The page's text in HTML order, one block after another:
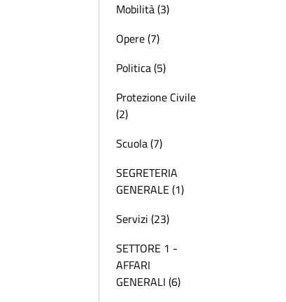
Mobilità (3)
Opere (7)
Politica (5)
Protezione Civile
(2)
Scuola (7)
SEGRETERIA
GENERALE (1)
Servizi (23)
SETTORE 1 -
AFFARI
GENERALI (6)